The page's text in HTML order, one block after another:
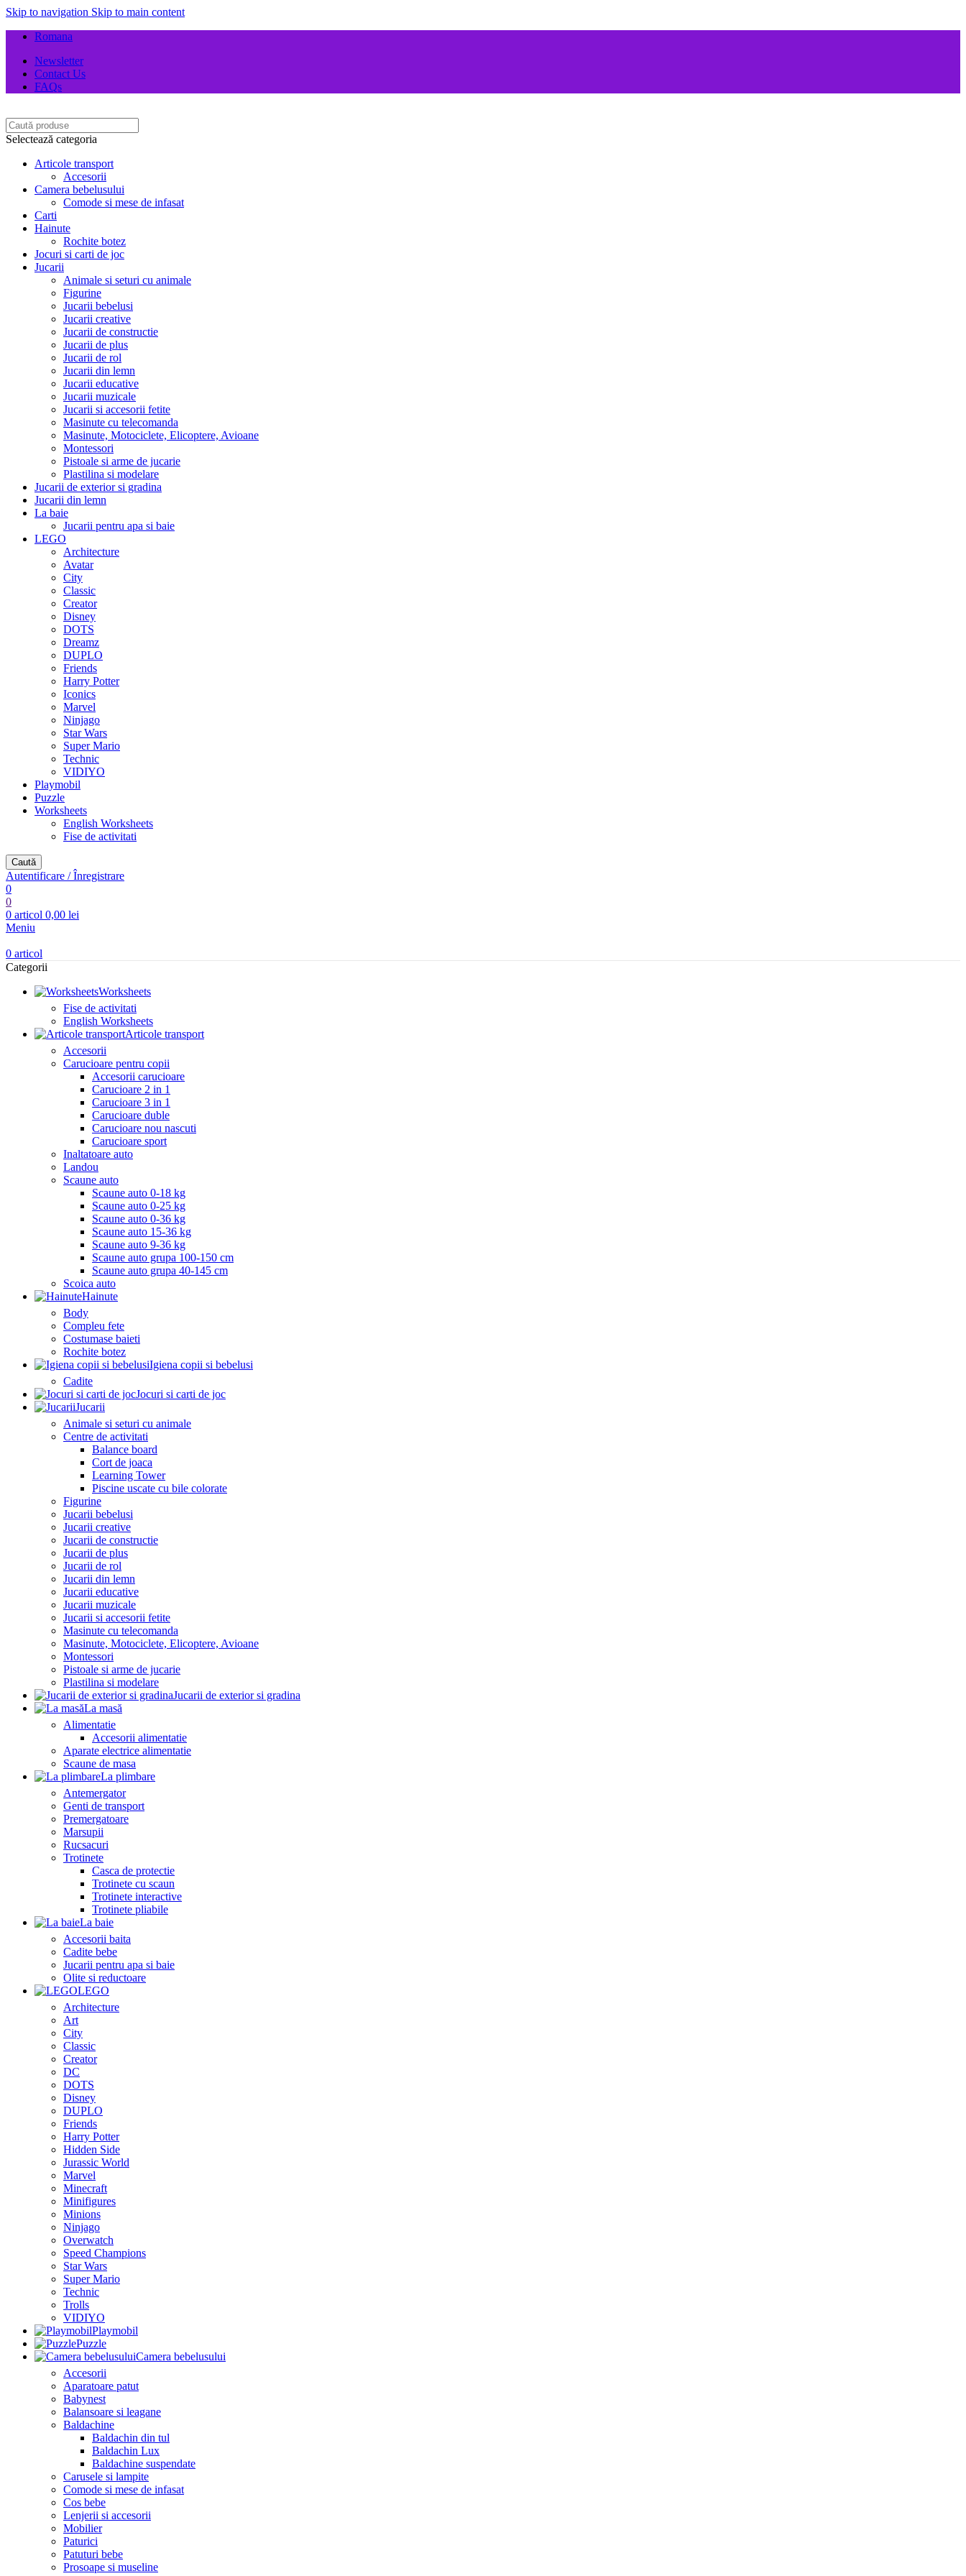
Skip to navigation Skip to main content
Romana
Newsletter
Contact Us
FAQs
Selectează categoria
Articole transport
Accesorii
Camera bebelusului
Comode si mese de infasat
Carti
Hainute
Rochite botez
Jocuri si carti de joc
Jucarii
Animale si seturi cu animale
Figurine
Jucarii bebelusi
Jucarii creative
Jucarii de constructie
Jucarii de plus
Jucarii de rol
Jucarii din lemn
Jucarii educative
Jucarii muzicale
Jucarii si accesorii fetite
Masinute cu telecomanda
Masinute, Motociclete, Elicoptere, Avioane
Montessori
Pistoale si arme de jucarie
Plastilina si modelare
Jucarii de exterior si gradina
Jucarii din lemn
La baie
Jucarii pentru apa si baie
LEGO
Architecture
Avatar
City
Classic
Creator
Disney
DOTS
Dreamz
DUPLO
Friends
Harry Potter
Iconics
Marvel
Ninjago
Star Wars
Super Mario
Technic
VIDIYO
Playmobil
Puzzle
Worksheets
English Worksheets
Fise de activitati
Caută
Autentificare / Înregistrare
0
0
0 articol 0,00 lei
Meniu
0 articol
Categorii
Worksheets
Fise de activitati
English Worksheets
Articole transport
Accesorii
Carucioare pentru copii
Accesorii carucioare
Carucioare 2 in 1
Carucioare 3 in 1
Carucioare duble
Carucioare nou nascuti
Carucioare sport
Inaltatoare auto
Landou
Scaune auto
Scaune auto 0-18 kg
Scaune auto 0-25 kg
Scaune auto 0-36 kg
Scaune auto 15-36 kg
Scaune auto 9-36 kg
Scaune auto grupa 100-150 cm
Scaune auto grupa 40-145 cm
Scoica auto
Hainute
Body
Compleu fete
Costumase baieti
Rochite botez
Igiena copii si bebelusi
Cadite
Jocuri si carti de joc
Jucarii
Animale si seturi cu animale
Centre de activitati
Balance board
Cort de joaca
Learning Tower
Piscine uscate cu bile colorate
Figurine
Jucarii bebelusi
Jucarii creative
Jucarii de constructie
Jucarii de plus
Jucarii de rol
Jucarii din lemn
Jucarii educative
Jucarii muzicale
Jucarii si accesorii fetite
Masinute cu telecomanda
Masinute, Motociclete, Elicoptere, Avioane
Montessori
Pistoale si arme de jucarie
Plastilina si modelare
Jucarii de exterior si gradina
La masă
Alimentatie
Accesorii alimentatie
Aparate electrice alimentatie
Scaune de masa
La plimbare
Antemergator
Genti de transport
Premergatoare
Marsupii
Rucsacuri
Trotinete
Casca de protectie
Trotinete cu scaun
Trotinete interactive
Trotinete pliabile
La baie
Accesorii baita
Cadite bebe
Jucarii pentru apa si baie
Olite si reductoare
LEGO
Architecture
Art
City
Classic
Creator
DC
DOTS
Disney
DUPLO
Friends
Harry Potter
Hidden Side
Jurassic World
Marvel
Minecraft
Minifigures
Minions
Ninjago
Overwatch
Speed Champions
Star Wars
Super Mario
Technic
Trolls
VIDIYO
Playmobil
Puzzle
Camera bebelusului
Accesorii
Aparatoare patut
Babynest
Balansoare si leagane
Baldachine
Baldachin din tul
Baldachin Lux
Baldachine suspendate
Carusele si lampite
Comode si mese de infasat
Cos bebe
Lenjerii si accesorii
Mobilier
Paturici
Patuturi bebe
Prosoape si museline